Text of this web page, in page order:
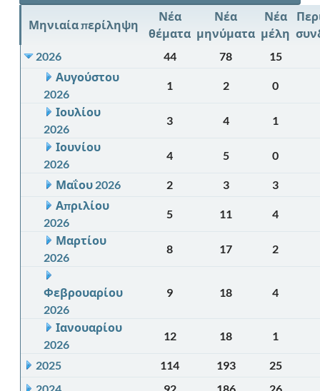
Μηνιαία περίληψη
Νέα
θέματα
Νέα
μηνύματα
Νέα
μέλη
2026
44 78
15
Αυγούστου
2026
1 2
0
Ιουλίου
2026
3 4
1
Ιουνίου
2026
4 5 0
Μαΐου 2026 2 3
3
Απριλίου
2026
5 11
4
Μαρτίου
2026
8 17 2
Φεβρουαρίου
2026
9 18 4
Ιανουαρίου
2026
12 18 1
2025 114 193
25